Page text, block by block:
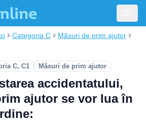
Categoria C
Măsuri de prim ajutor
C, C1 Măsuri de prim ajutor
accidentatului,
ajutor se vor lua în